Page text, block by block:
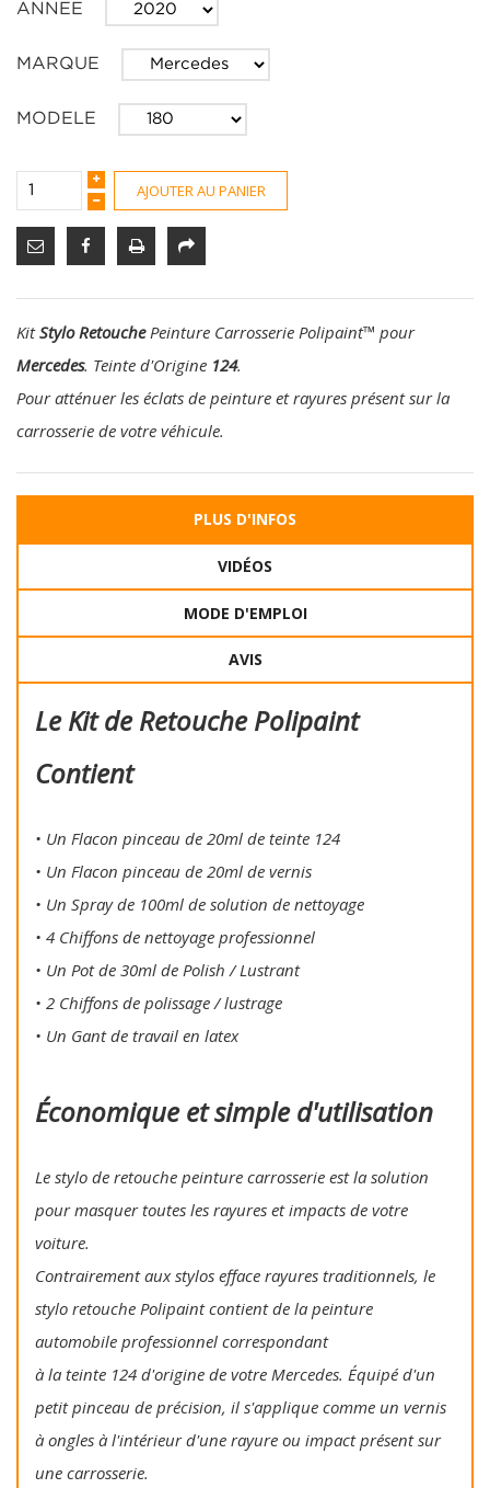
ANNEE
MARQUE
MODELE
AJOUTER AU PANIER
KitStylo RetouchePeinture Carrosserie Polipaint™ pour
Mercedes. Teinte d'Origine 124.
Pour atténuer les éclats de peinture et rayures présent sur la
carrosserie de votre véhicule.
PLUS D'INFOS
VIDÉOS
MODE D'EMPLOI
AVIS
Le Kit de Retouche Polipaint
Contient
• Un Flacon pinceau de 20ml de teinte 124
• Un Flacon pinceau de 20ml de vernis
• Un Spray de 100ml de solution de nettoyage
• 4 Chiffons de nettoyage professionnel
• Un Pot de 30ml de Polish / Lustrant
• 2 Chiffons de polissage / lustrage
• Un Gant de travail en latex
Économique et simple d'utilisation
Le stylo de retouche peinture carrosserie est la solution
pour masquer toutes les rayures et impacts de votre
voiture.
Contrairement aux stylos efface rayures traditionnels, le
stylo retouche Polipaint contient de la peinture
automobile professionnel correspondant
à la teinte 124 d'origine de votre Mercedes. Équipé d'un
petit pinceau de précision, il s'applique comme un vernis
à ongles à l'intérieur d'une rayure ou impact présent sur
une carrosserie.